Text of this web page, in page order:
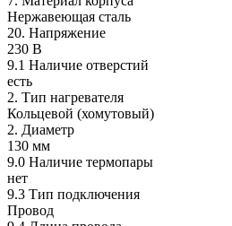
Нержавеющая сталь
20. Напряжение
230 В
9.1 Наличие отверстий
есть
2. Тип нагревателя
Кольцевой (хомутовый)
2. Диаметр
130 мм
9.0 Наличие термопары
нет
9.3 Тип подключения
Провод